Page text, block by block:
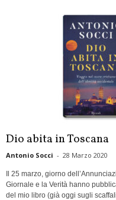
Dio abita in Toscana
Antonio Socci - 28 Marzo 2020
Il 25 marzo, giorno
Giornale e la Verità hanno
del mio libro (già oggi sugli